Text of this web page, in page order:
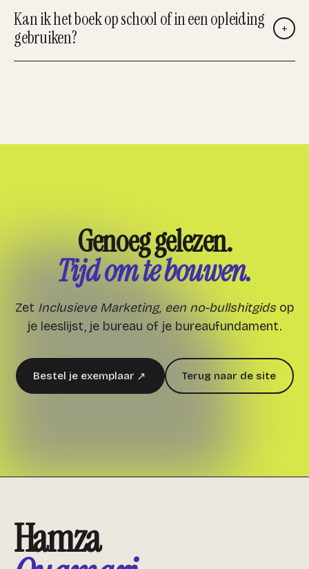
Kan ik het boek op school of in een opleiding
gebruiken?
+
Genoeg gelezen.
Tijd om te bouwen.
Zet Inclusieve Marketing, een no-bullshitgidsop
je leeslijst, je bureau of je bureaufundament.
Bestel je exemplaar ↗ Terug naar de site
Hamza